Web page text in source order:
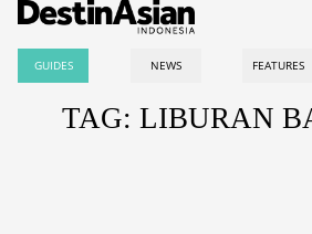
GUIDES NEWS FEATURES
TAG: LIBURAN